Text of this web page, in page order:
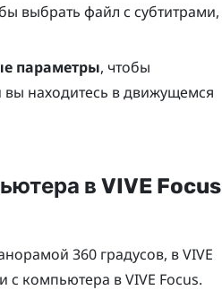
выбрать файл с субтитрами,
параметры, чтобы
вы находитесь в движущемся
в VIVE Focus
360 градусов, вVIVE
с компьютера вVIVE Focus.